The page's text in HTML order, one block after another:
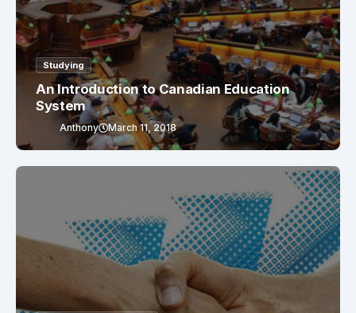
Studying
An Introduction to Canadian Education
System
Anthony March 11, 2018